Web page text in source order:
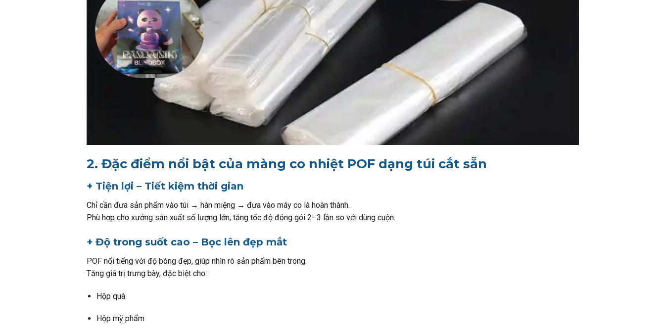
2. Đặc điểm nổi bật của màng co nhiệt POF dạng túi cắt sẵn
+ Tiện lợi – Tiết kiệm thời gian
Chỉ cần đưa sản phẩm vào túi → hàn miệng → đưa vào máy co là hoàn thành.
Phù hợp cho xưởng sản xuất số lượng lớn, tăng tốc độ đóng gói 2–3 lần so với dùng cuộn.
+ Độ trong suốt cao – Bọc lên đẹp mắt
POF nổi tiếng với độ bóng đẹp, giúp nhìn rõ sản phẩm bên trong.
Tăng giá trị trưng bày, đặc biệt cho:
Hộp quà
Hộp mỹ phẩm